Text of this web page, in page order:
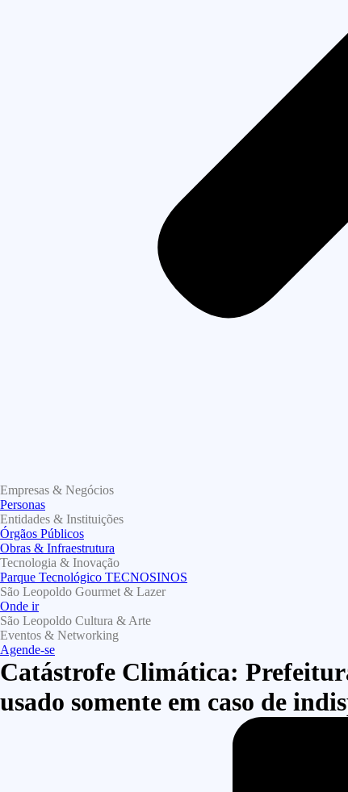
Empresas & Negócios
Personas
Entidades & Instituições
Órgãos Públicos
Obras & Infraestrutura
Tecnologia & Inovação
Parque Tecnológico TECNOSINOS
São Leopoldo Gourmet & Lazer
Onde ir
São Leopoldo Cultura & Arte
Eventos & Networking
Agende-se
Catástrofe Climática:
usado somente em caso de